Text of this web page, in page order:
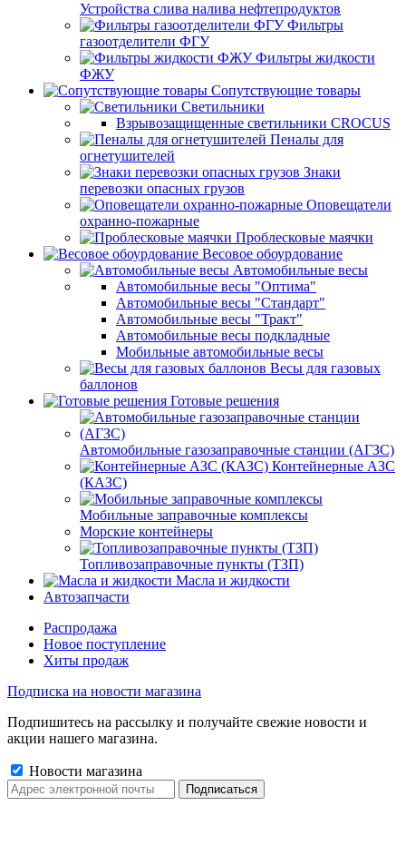
Устройства слива налива нефтепродуктов
Фильтры
газоотделители ФГУ
Фильтры жидкости
ФЖУ
Сопутствующие товары
Светильники
Взрывозащищенные светильники CROCUS
Пеналы для
огнетушителей
Знаки
перевозки опасных грузов
Оповещатели
охранно-пожарные
Проблесковые маячки
Весовое обоурдование
Автомобильные весы
Автомобильные весы "Оптима"
Автомобильные весы "Стандарт"
Автомобильные весы "Тракт"
Автомобильные весы подкладные
Мобильные автомобильные весы
Весы для газовых
баллонов
Готовые решения
Автомобильные газозаправочные станции (АГЗС)
Контейнерные АЗС
(КАЗС)
Мобильные заправочные комплексы
Морские контейнеры
Топливозаправочные пункты (ТЗП)
Масла и жидкости
Автозапчасти
Распродажа
Новое поступление
Хиты продаж
Подписка на новости магазина
Подпишитесь на рассылку и получайте свежие новости и
акции нашего магазина.
Новости магазина